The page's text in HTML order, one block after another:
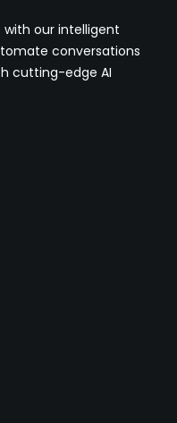
our intelligent
conversations
cutting-edge AI